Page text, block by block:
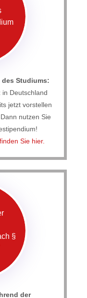
Studiums:
in Deutschland
jetzt vorstellen
nutzen Sie
Sie hier.
§
der